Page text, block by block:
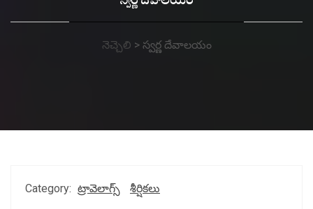
నెచ్చెలి > స్వర్ణ దేవాలయం
Category: ట్రావెలాగ్స్ శీర్షికలు